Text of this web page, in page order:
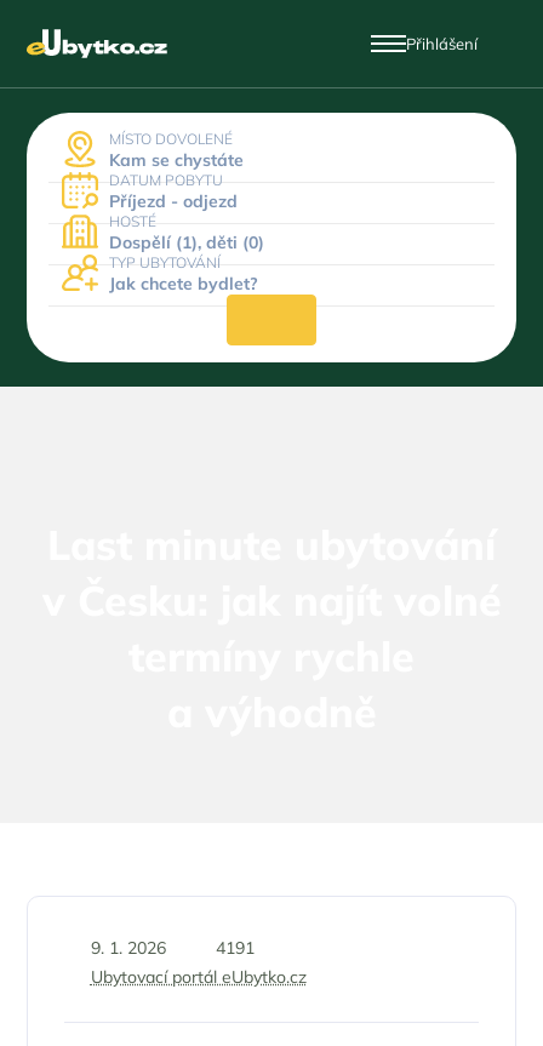
Přihlášení
MÍSTO DOVOLENÉ
Kam se chystáte
DATUM POBYTU
Příjezd - odjezd
HOSTÉ
Dospělí (1), děti (0)
TYP UBYTOVÁNÍ
Jak chcete bydlet?
9. 1. 2026
4191
Ubytovací portál eUbytko.cz